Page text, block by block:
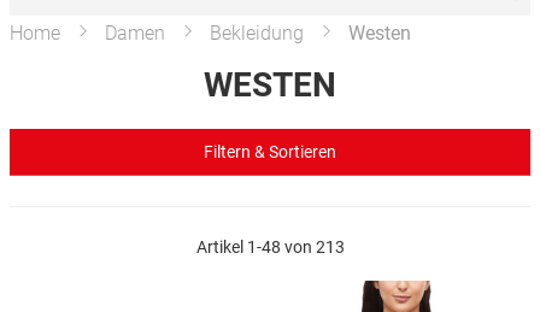
Home Damen Bekleidung Westen
WESTEN
Artikel 1-48 von 213
Filtern & Sortieren